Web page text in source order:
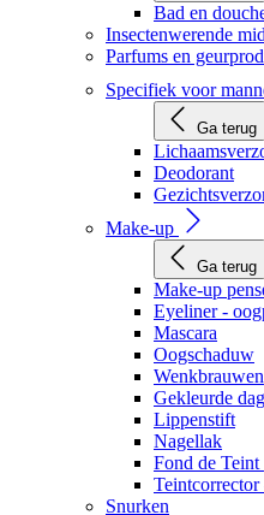
Bad en
Insectenwerende
Parfums en
Specifiek voor
Ga terug
Deodorant
Make-up
Ga terug
Make-up
Eyeliner -
Mascara
Oogschaduw
Wenkbrauwen
Gekleurde
Lippenstift
Nagellak
Fond de Teint
Teintcorrector
Snurken